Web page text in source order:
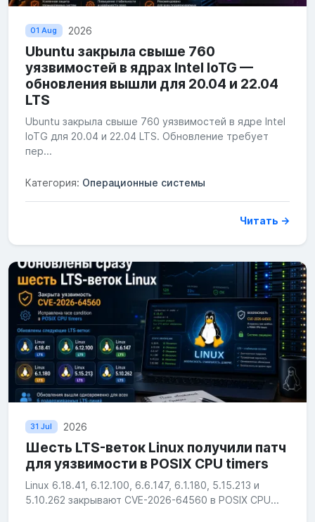
01 Aug 2026
Ubuntu закрыла свыше 760
уязвимостей в ядрах Intel IoTG —
обновления вышли для 20.04 и 22.04
LTS
Ubuntu закрыла свыше 760 уязвимостей в ядре Intel
IoTG для 20.04 и 22.04 LTS. Обновление требует
пер...
Категория: Операционные системы
Читать →
31 Jul 2026
Шесть LTS-веток Linux получили патч
для уязвимости в POSIX CPU timers
Linux 6.18.41, 6.12.100, 6.6.147, 6.1.180, 5.15.213 и
5.10.262 закрывают CVE-2026-64560 в POSIX CPU...